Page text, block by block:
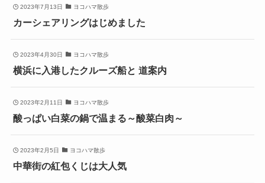
2023年7月13日 ヨコハマ散歩
カーシェアリングはじめました
2023年4月30日 ヨコハマ散歩
横浜に入港したクルーズ船と 道案内
2023年2月11日 ヨコハマ散歩
酸っぱい白菜の鍋で温まる～酸菜白肉～
2023年2月5日 ヨコハマ散歩
中華街の紅包くじは大人気